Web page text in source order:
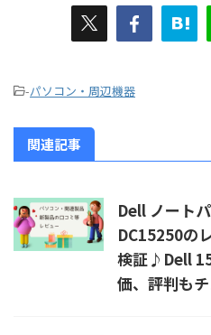
-パソコン・周辺機器
関連記事
Dell ノート
DC15250の
検証♪Dell
価、評判も